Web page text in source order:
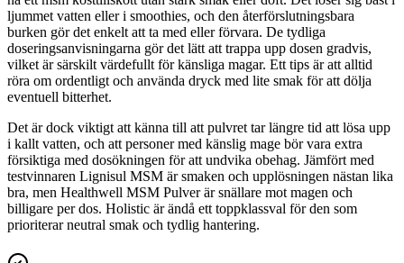
ljummet vatten eller i smoothies, och den återförslutningsbara
burken gör det enkelt att ta med eller förvara. De tydliga
doseringsanvisningarna gör det lätt att trappa upp dosen gradvis,
vilket är särskilt värdefullt för känsliga magar. Ett tips är att alltid
röra om ordentligt och använda dryck med lite smak för att dölja
eventuell bitterhet.
Det är dock viktigt att känna till att pulvret tar längre tid att lösa upp
i kallt vatten, och att personer med känslig mage bör vara extra
försiktiga med dosökningen för att undvika obehag. Jämfört med
testvinnaren Lignisul MSM är smaken och upplösningen nästan lika
bra, men Healthwell MSM Pulver är snällare mot magen och
billigare per dos. Holistic är ändå ett toppklassval för den som
prioriterar neutral smak och tydlig hantering.